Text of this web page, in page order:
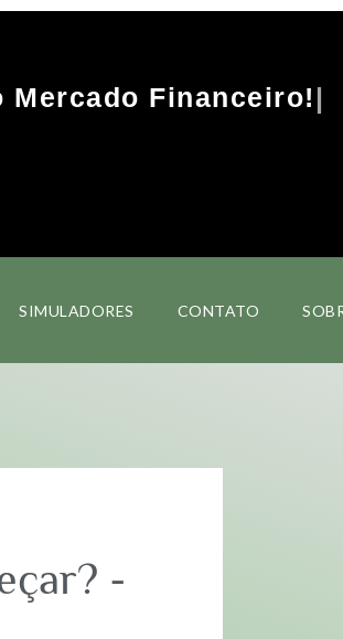
Mercado Financeiro!
SIMULADORES CONTATO
-